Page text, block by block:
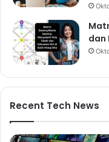
dan
Recent Tech News